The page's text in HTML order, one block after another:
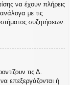
να έχουν πλήρεις
με τις
συζητήσεων.
τις Δ.
επεξεργάζονται ή